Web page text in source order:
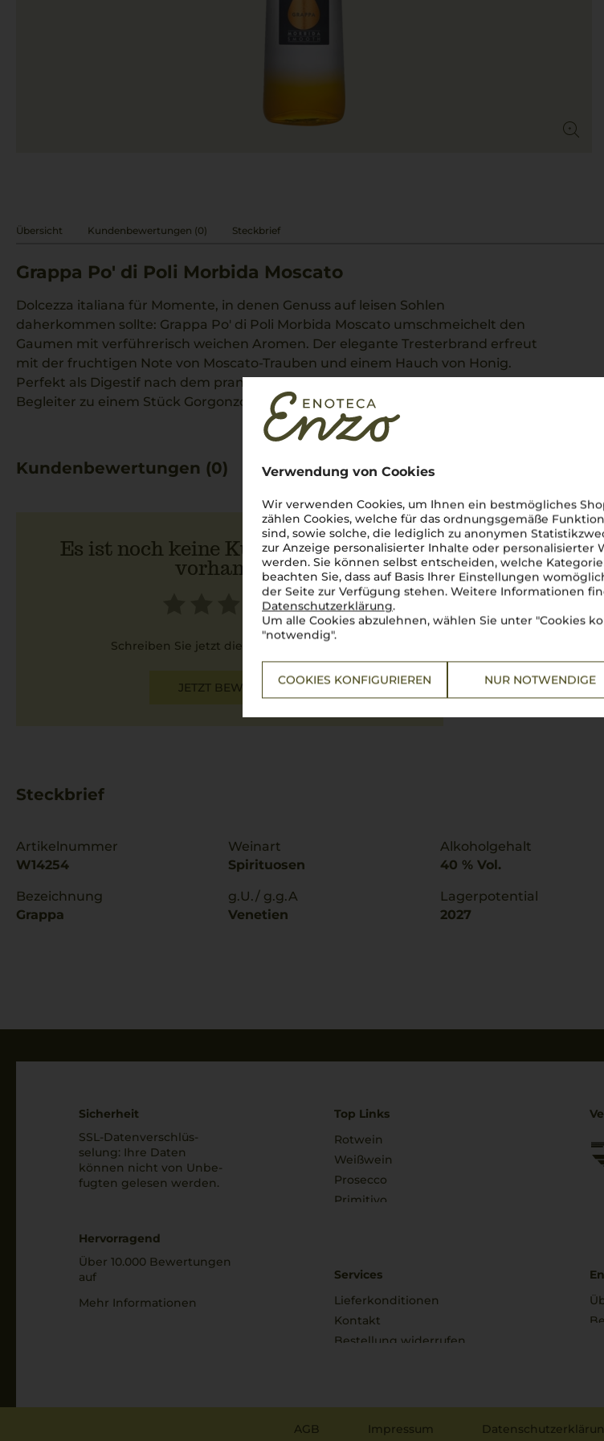
Verwendung von Cookies
Wir verwenden Cookies, um Ihnen ein bestmögliches
zählen Cookies, welche für das ordnungsgemäße
sind, sowie solche, die lediglich zu anonymen
zur Anzeige personalisierter Inhalte oder
werden. Sie können selbst entscheiden, welche
beachten Sie, dass auf Basis Ihrer Einstellungen
der Seite zur Verfügung stehen. Weitere Informationen
Datenschutzerklärung.
Um alle Cookies abzulehnen, wählen Sie unter "Cookies
"notwendig".
COOKIES KONFIGURIEREN NUR NOTWENDIGE
Übersicht Kundenbewertungen (0) Steckbrief
Grappa Po' di Poli Morbida Moscato
Dolcezza italiana für Momente, in denen Genuss auf leisen Sohlen
daherkommen sollte: Grappa Po' di Poli Morbida Moscato umschmeichelt den
Gaumen mit verführerisch weichen Aromen. Der elegante Tresterbrand erfreut
mit der fruchtigen Note von Moscato-Trauben und einem Hauch von Honig.
Perfekt als Digestif nach dem pranzo della domenica oder als raffinierter
Begleiter zu einem Stück Gorgonzola dolce.
Kundenbewertungen (0)
Es ist noch keine Kundenbewertung
vorhanden.
Schreiben Sie jetzt die erste Bewertung!
JETZT BEWERTEN
Steckbrief
Artikelnummer
W14254
Bezeichnung
Grappa
Weinart
Spirituosen
g.U./ g.g.A
Venetien
Alkoholgehalt
40 % Vol.
Lagerpotential
2027
Sicherheit
SSL-Daten­verschlüs­
selung: Ihre Daten
können nicht von Unbe­
fugten gelesen werden.
Hervorragend
Über 10.000 Bewertungen
auf
Mehr Informationen
Top Links
Rotwein
Weißwein
Prosecco
Primitivo
Services
Lieferkonditionen
Kontakt
Bestellung widerrufen
AGB Impressum